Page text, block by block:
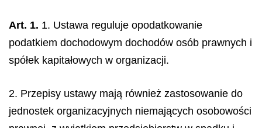
Art. 1. 1. Ustawa reguluje opodatkowanie
podatkiem dochodowym dochodów osób prawnych i
spółek kapitałowych w organizacji.
2. Przepisy ustawy mają również zastosowanie do
jednostek organizacyjnych niemających osobowości